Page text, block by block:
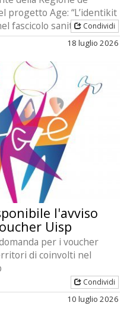
progetto Age: “L’identikit
fascicolo sanitario”Condividi
18 luglio 2026
l'avviso
Uisp
per i voucher
di coinvolti nel
Condividi
10 luglio 2026